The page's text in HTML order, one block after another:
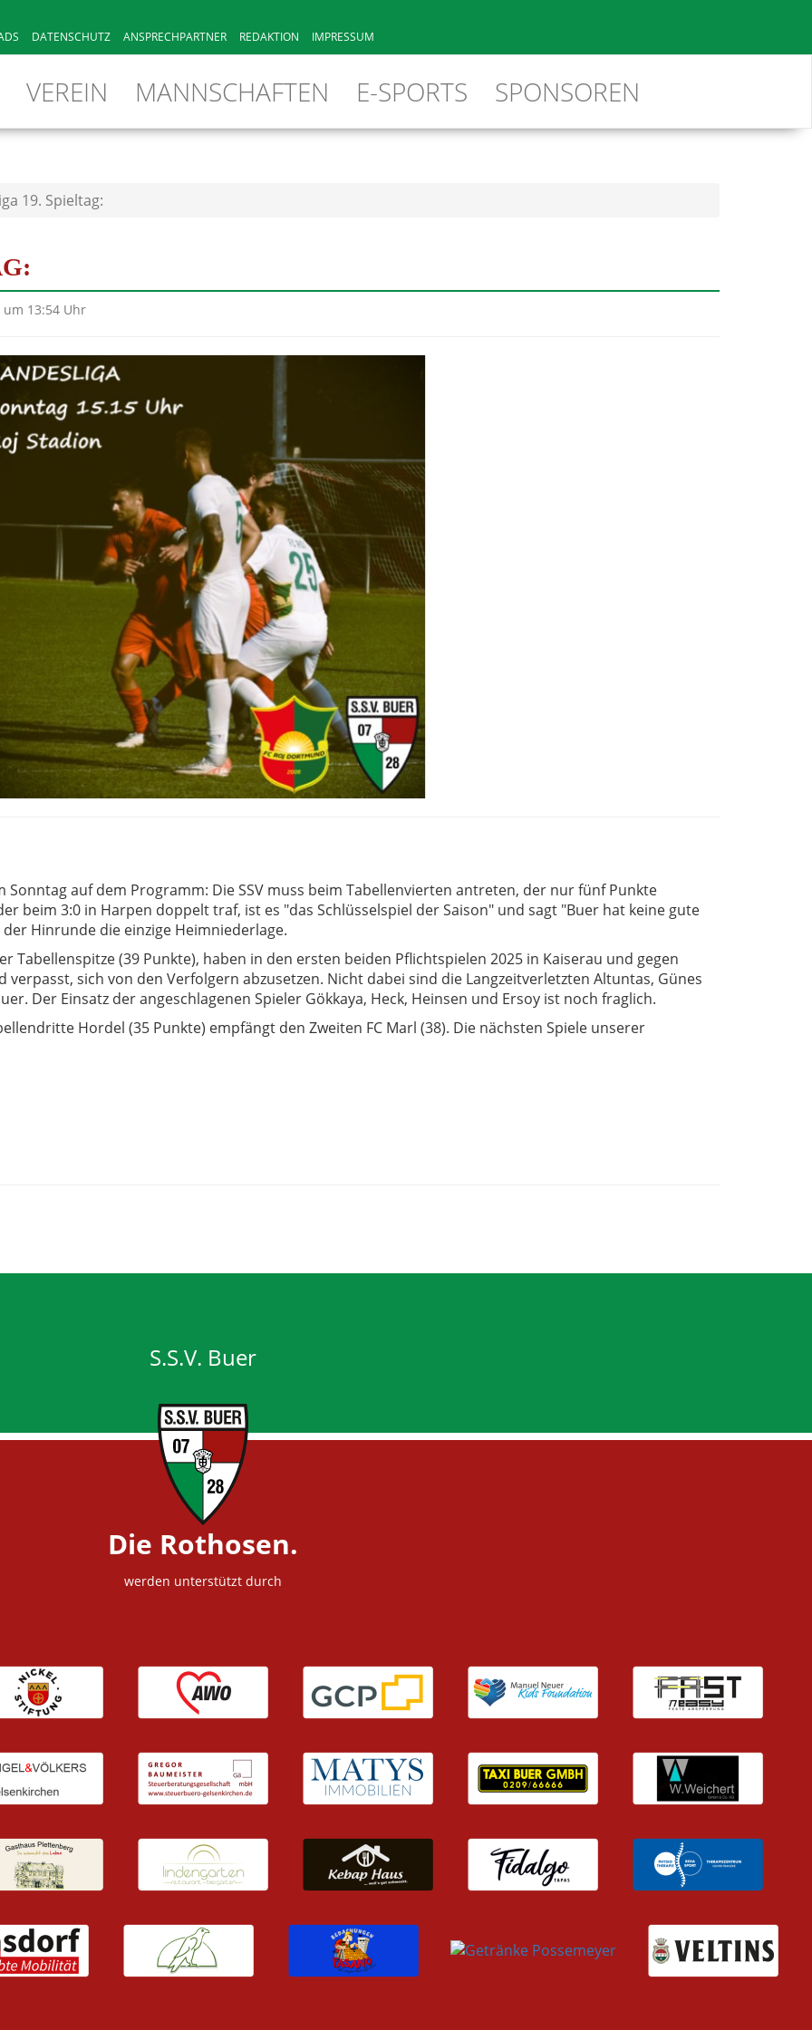
DATENSCHUTZ ANSPRECHPARTNER REDAKTION IMPRESSUM
VEREIN MANNSCHAFTEN E-SPORTS SPONSOREN
19. Spieltag:
13:54 Uhr
auf dem Programm: Die SSV muss beim Tabellenvierten antreten, der nur fünf Punkte
beim 3:0 in Harpen doppelt traf, ist es "das Schlüsselspiel der Saison" und sagt "Buer hat keine gute
Hinrunde die einzige Heimniederlage.
Tabellenspitze (39 Punkte), haben in den ersten beiden Pflichtspielen 2025 in Kaiserau und gegen
sich von den Verfolgern abzusetzen. Nicht dabei sind die Langzeitverletzten Altuntas, Günes
Der Einsatz der angeschlagenen Spieler Gökkaya, Heck, Heinsen und Ersoy ist noch fraglich.
Hordel (35 Punkte) empfängt den Zweiten FC Marl (38). Die nächsten Spiele unserer
S.S.V. Buer
Die Rothosen.
werden unterstützt durch